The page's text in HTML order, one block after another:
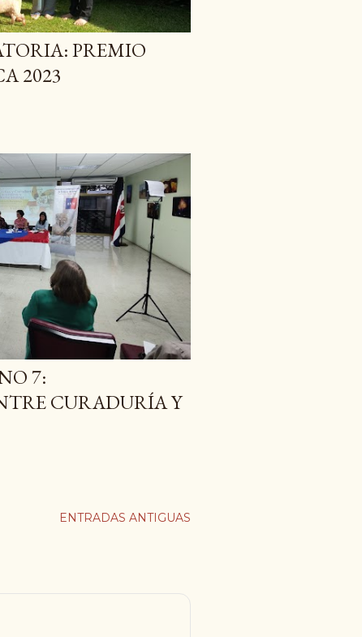
PREMIO
2023
7:
CURADURÍA Y
ENTRADAS ANTIGUAS